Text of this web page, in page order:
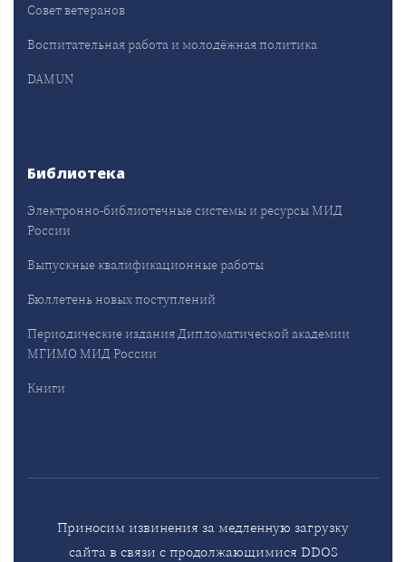
Совет ветеранов
Воспитательная работа и молодёжная политика
DAMUN
Библиотека
Электронно-библиотечные системы и ресурсы МИД
России
Выпускные квалификационные работы
Бюллетень новых поступлений
Периодические издания Дипломатической академии
МГИМО МИД России
Книги
Приносим извинения за медленную загрузку
сайта в связи с продолжающимися DDOS